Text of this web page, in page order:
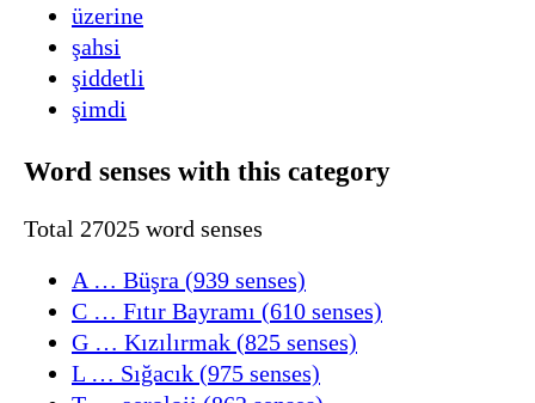
üzerine
şahsi
şiddetli
şimdi
Word senses with this category
Total 27025 word senses
A … Büşra (939 senses)
C … Fıtır Bayramı (610 senses)
G … Kızılırmak (825 senses)
L … Sığacık (975 senses)